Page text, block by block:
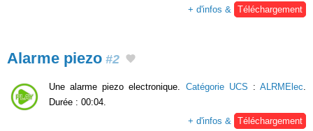
+ d'infos & Téléchargement
Alarme piezo #2
Une alarme piezo electronique. Catégorie UCS :ALRMElec
Durée : 00:04.
+ d'infos &
Téléchargement